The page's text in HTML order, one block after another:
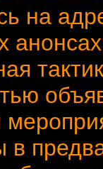
на
в